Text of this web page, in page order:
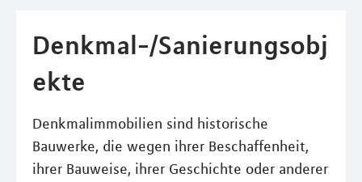
Denkmal-/Sanierungsobj
ekte
Denkmalimmobilien sind historische
Bauwerke, die wegen ihrer Beschaffenheit,
ihrer Bauweise, ihrer Geschichte oder anderer